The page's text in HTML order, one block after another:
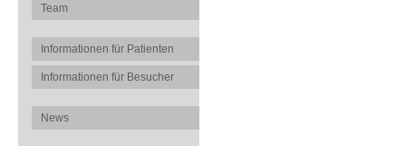
Team
Informationen für Patienten
Informationen für Besucher
News